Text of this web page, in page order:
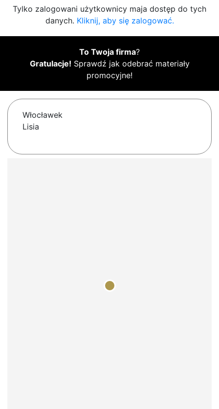
Tylko zalogowani użytkownicy maja dostęp do tych
danych. Kliknij, aby się zalogować.
To Twoja firma?
Gratulacje! Sprawdź jak odebrać materiały
promocyjne!
Włocławek
Lisia